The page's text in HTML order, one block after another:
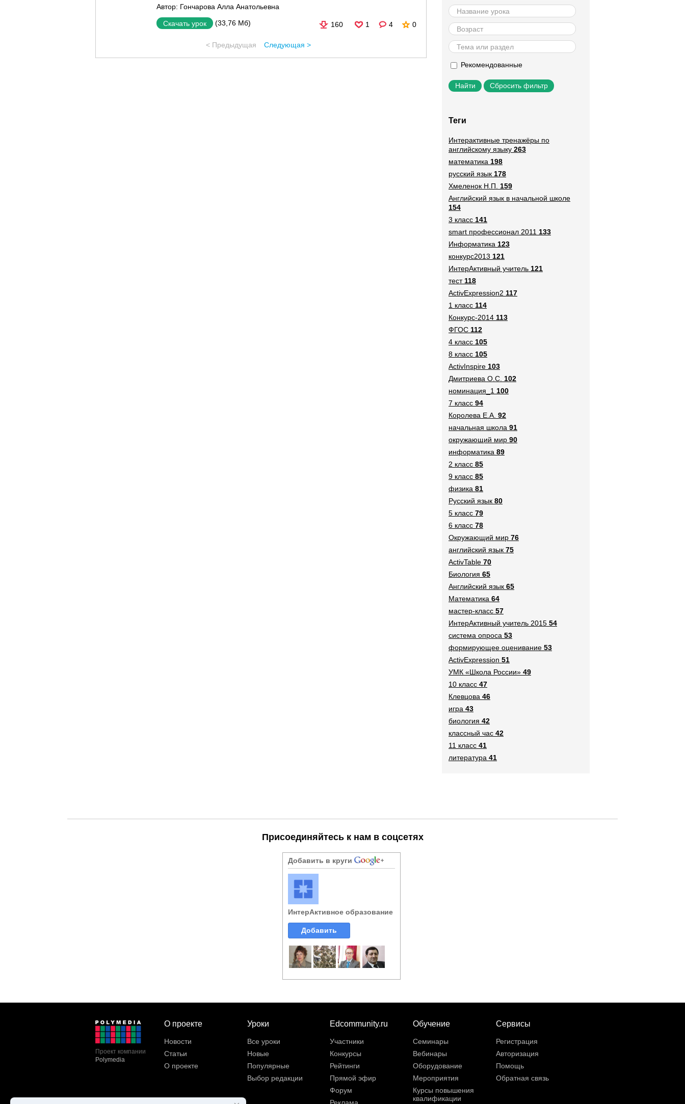
Автор: Гончарова Алла Анатольевна
Скачать урок (33,76 Мб) 160 1 4 0
< Предыдущая Следующая >
Рекомендованные
Сбросить фильтр
Теги
Интерактивные тренажёры по
английскому языку 263
математика 198
русский язык 178
Хмеленок Н.П.
159
Английский язык в начальной школе
154
3 класс 141
smart профессионал 2011 133
Информатика 123
конкурс2013 121
ИнтерАктивный учитель 121
тест118
ActivExpression2 117
1 класс 114
Конкурс-2014 113
ФГОС 112
4 класс 105
8 класс 105
ActivInspire 103
Дмитриева О.С. 102
номинация_1 100
7 класс 94
Королева Е.А. 92
начальная школа 91
окружающий мир 90
информатика 89
2 класс 85
9 класс 85
физика 81
Русский язык 80
5 класс 79
6 класс 78
Окружающий мир 76
английский язык 75
ActivTable 70
Биология 65
Английский язык 65
Математика 64
мастер-класс 57
ИнтерАктивный учитель 2015 54
система опроса 53
формирующее оценивание 53
ActivExpression 51
УМК «Школа России» 49
10 класс 47
Клевцова 46
игра 43
биология 42
классный час 42
11 класс 41
литература 41
Присоединяйтесь к нам в соцсетях
Добавить в круги
ИнтерАктивное образование
Добавить
Проект компании
Polymedia
О проекте
Новости
Статьи
О проекте
Уроки
Все уроки
Новые
Популярные
Выбор редакции
Edcommunity.ru
Участники
Конкурсы
Рейтинги
Прямой эфир
Форум
Реклама
Обучение
Семинары
Вебинары
Оборудование
Мероприятия
Курсы повышения
квалификации
Сервисы
Регистрация
Авторизация
Помощь
Обратная связь